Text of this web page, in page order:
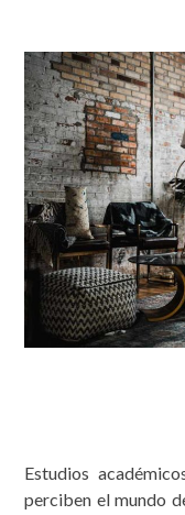
Estudios
perciben el mundo